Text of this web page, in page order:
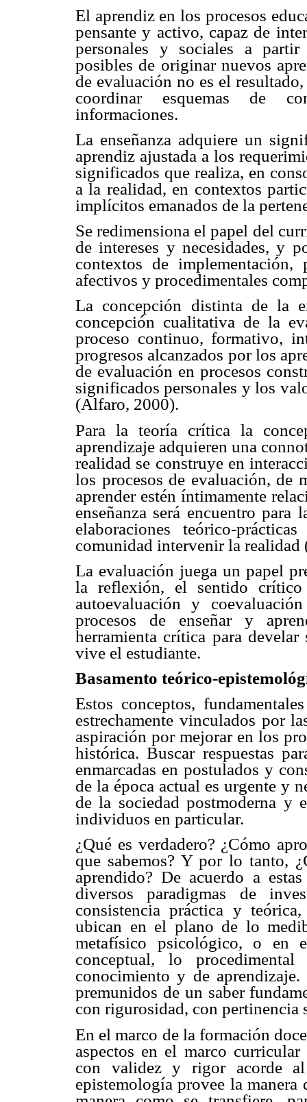
El aprendiz en los procesos
pensante y activo, capaz de
personales y sociales a partir
posibles de originar nuevos
de evaluación no es el
coordinar esquemas de
informaciones.
La enseñanza adquiere un
aprendiz ajustada a los
significados que realiza, en
a la realidad, en contextos
implícitos emanados de la
Se redimensiona el papel del
de intereses y necesidades, y
contextos de
afectivos y procedimentales
La concepción distinta de la
concepción cualitativa de la
proceso continuo, formativo,
progresos alcanzados por los
de evaluación en procesos
significados personales y los
(Alfaro, 2000).
Para la teoría crítica la
aprendizaje adquieren una
realidad se construye en
los procesos de evaluación, de
aprender estén íntimamente
enseñanza será encuentro
elaboraciones teórico-
comunidad intervenir la
La evaluación juega un papel
la reflexión, el sentido
autoevaluación y
procesos de enseñar y
herramienta crítica para
vive el estudiante.
Basamento teórico-
Estos conceptos,
estrechamente vinculados por
aspiración por mejorar en los
histórica. Buscar respuestas
enmarcadas en postulados y
de la época actual es urgente y
de la sociedad postmoderna y
individuos en particular.
¿Qué es verdadero? ¿Cómo
que sabemos? Y por lo tanto,
aprendido? De acuerdo a
diversos paradigmas de
consistencia práctica y
ubican en el plano de lo
metafísico psicológico, o en
conceptual, lo
conocimiento y de aprendizaje.
premunidos de un saber
con rigurosidad, con
En el marco de la formación
aspectos en el marco
con validez y rigor acorde
epistemología provee la